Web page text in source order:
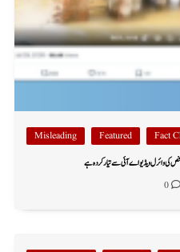
Fact
Featured
Misleading
کی وائرل ویڈیو اے آئی سے تیار کردہ ہے
0